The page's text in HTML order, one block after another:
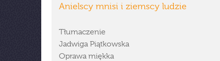
Anielscy mnisi i ziemscy ludzie
Tłumaczenie
Jadwiga Piątkowska
Oprawa miękka